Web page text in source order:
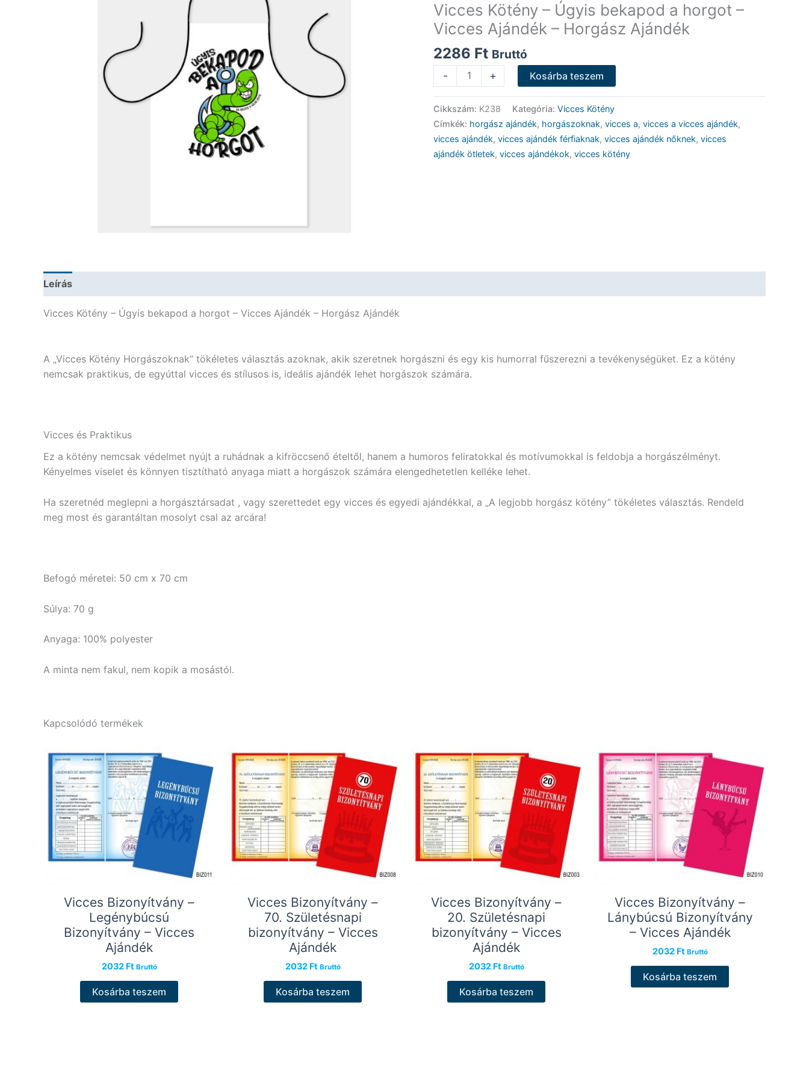
Vicces Kötény – Úgyis bekapod a horgot –
Vicces Ajándék – Horgász Ajándék
2286 Ft Bruttó
-
Kötény
horgot
+ Kosárba teszem
Cikkszám: K238 Kategória: Vicces Kötény
Címkék: horgász ajándék, horgászoknak, vicces a, vicces a vicces ajándék,
vicces ajándék, vicces ajándék férfiaknak, vicces ajándék nőknek, vicces
ajándék ötletek, vicces ajándékok, vicces kötény
Leírás
Vicces Kötény – Úgyis bekapod a horgot – Vicces Ajándék – Horgász Ajándék
A „Vicces Kötény Horgászoknak” tökéletes választás azoknak, akik szeretnek horgászni és egy kis humorral fűszerezni a tevékenységüket. Ez a kötény
nemcsak praktikus, de egyúttal vicces és stílusos is, ideális ajándék lehet horgászok számára.
Vicces és Praktikus
Ez a kötény nemcsak védelmet nyújt a ruhádnak a kifröccsenő ételtől, hanem a humoros feliratokkal és motívumokkal is feldobja a horgászélményt.
Kényelmes viselet és könnyen tisztítható anyaga miatt a horgászok számára elengedhetetlen kelléke lehet.
Ha szeretnéd meglepni a horgásztársadat , vagy szerettedet egy vicces és egyedi ajándékkal, a „A legjobb horgász kötény” tökéletes választás. Rendeld
meg most és garantáltan mosolyt csal az arcára!
Befogó méretei: 50 cm x 70 cm
Súlya: 70 g
Anyaga: 100% polyester
A minta nem fakul, nem kopik a mosástól.
Kapcsolódó termékek
Vicces Bizonyítvány –
Legénybúcsú
Bizonyítvány – Vicces
Ajándék
2032 Ft Bruttó
Kosárba teszem
Vicces Bizonyítvány –
70. Születésnapi
bizonyítvány – Vicces
Ajándék
2032 Ft Bruttó
Kosárba teszem
Vicces Bizonyítvány –
20. Születésnapi
bizonyítvány – Vicces
Ajándék
2032 Ft Bruttó
Kosárba teszem
Vicces Bizonyítvány –
Lánybúcsú Bizonyítvány
– Vicces Ajándék
2032 Ft Bruttó
Kosárba teszem